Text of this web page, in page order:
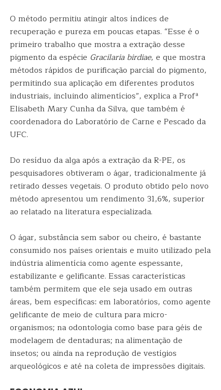
O método permitiu atingir altos índices de
recuperação e pureza em poucas etapas. “Esse é o
primeiro trabalho que mostra a extração desse
pigmento da espécie Gracilaria birdiae, e que mostra
métodos rápidos de purificação parcial do pigmento,
permitindo sua aplicação em diferentes produtos
industriais, incluindo alimentícios”, explica a Profª
Elisabeth Mary Cunha da Silva, que também é
coordenadora do Laboratório de Carne e Pescado da
UFC.
Do resíduo da alga após a extração da R-PE, os
pesquisadores obtiveram o ágar, tradicionalmente já
retirado desses vegetais. O produto obtido pelo novo
método apresentou um rendimento 31,6%, superior
ao relatado na literatura especializada.
O ágar, substância sem sabor ou cheiro, é bastante
consumido nos países orientais e muito utilizado pela
indústria alimentícia como agente espessante,
estabilizante e gelificante. Essas características
também permitem que ele seja usado em outras
áreas, bem específicas: em laboratórios, como agente
gelificante de meio de cultura para micro-
organismos; na odontologia como base para géis de
modelagem de dentaduras; na alimentação de
insetos; ou ainda na reprodução de vestígios
arqueológicos e até na coleta de impressões digitais.